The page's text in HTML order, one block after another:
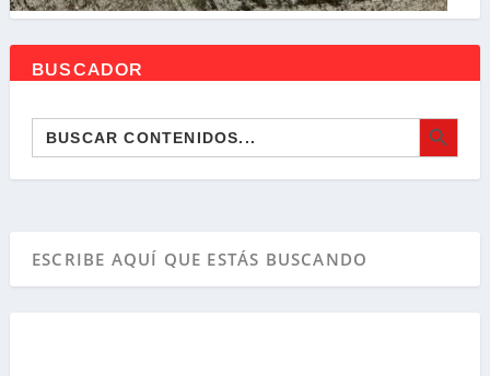
BUSCADOR
Buscar: BOTÓN DE